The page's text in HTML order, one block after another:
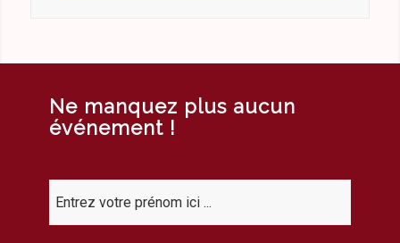
Ne manquez plus aucun
événement !